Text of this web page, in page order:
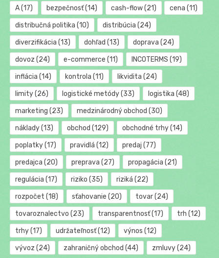
A(17) bezpečnosť(14) cash-flow(21) cena (11)
distribučná politika (10) distribúcia (24)
diverzifikácia (13) dohľad (13) doprava (24)
dovoz (24) e-commerce (11) INCOTERMS (19)
inflácia (14) kontrola (11) likvidita (24)
limity(26) logistické metódy(33) logistika (48)
marketing (23) medzinárodný obchod (30)
náklady(13) obchod (129) obchodné trhy(14)
poplatky(17) pravidlá (12) predaj (77)
predajca (20) preprava (27) propagácia (21)
regulácia (17) riziko (35) riziká (22)
rozpočet (18) sťahovanie (20) tovar(24)
tovaroznalectvo (23) transparentnosť(17) trh (12)
trhy(17) udržateľnosť(12) výnos (12)
vývoz (24) zahraničný obchod (44) zmluvy(24)